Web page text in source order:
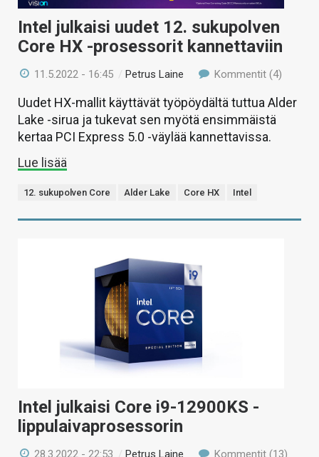
Intel julkaisi uudet 12. sukupolven
Core HX -prosessorit kannettaviin
11.5.2022 - 16:45 /Petrus Laine Kommentit (4)
Uudet HX-mallit käyttävät työpöydältä tuttua Alder
Lake -sirua ja tukevat sen myötä ensimmäistä
kertaa PCI Express 5.0 -väylää kannettavissa.
Lue lisää
12. sukupolven Core Alder Lake Core HX Intel
Intel julkaisi Core i9-12900KS -
lippulaivaprosessorin
28.3.2022 - 22:53 /Petrus Laine Kommentit (13)